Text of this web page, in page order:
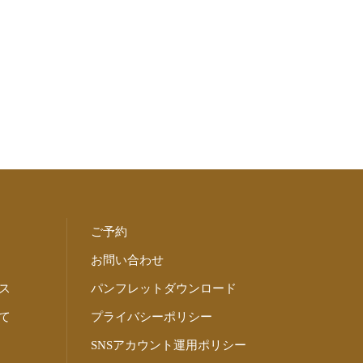
ご予約
お問い合わせ
パンフレットダウンロード
プライバシーポリシー
SNSアカウント運用ポリシー